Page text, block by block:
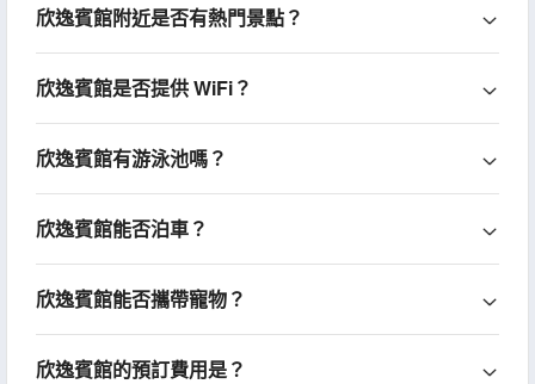
欣逸賓館附近是否有熱門景點？
欣逸賓館是否提供 WiFi？
欣逸賓館有游泳池嗎？
欣逸賓館能否泊車？
欣逸賓館能否攜帶寵物？
欣逸賓館的預訂費用是？